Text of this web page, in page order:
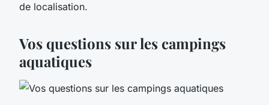
de localisation.
Vos questions sur les campings
aquatiques